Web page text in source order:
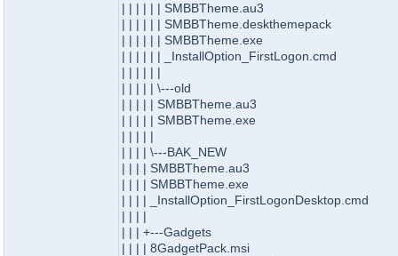
| | | | | | SMBBTheme.au3
| | | | | | SMBBTheme.deskthemepack
| | | | | | SMBBTheme.exe
| | | | | | _InstallOption_FirstLogon.cmd
| | | | | |
| | | | | \---old
| | | | | SMBBTheme.au3
| | | | | SMBBTheme.exe
| | | | |
| | | | \---BAK_NEW
| | | | SMBBTheme.au3
| | | | SMBBTheme.exe
| | | | _InstallOption_FirstLogonDesktop.cmd
| | | |
| | | +---Gadgets
| | | | 8GadgetPack.msi